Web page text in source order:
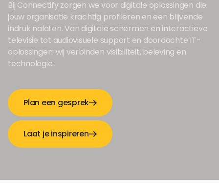
Bij Connectify zorgen we voor digitale oplossingen die
jouw organisatie krachtig profileren en een blijvende
indruk nalaten. Van digitale schermen en interactieve
televisie tot audiovisuele support en doordachte IT-
oplossingen: wij verbinden visibiliteit, beleving en
technologie.
Plan een gesprek
Laat je inspireren